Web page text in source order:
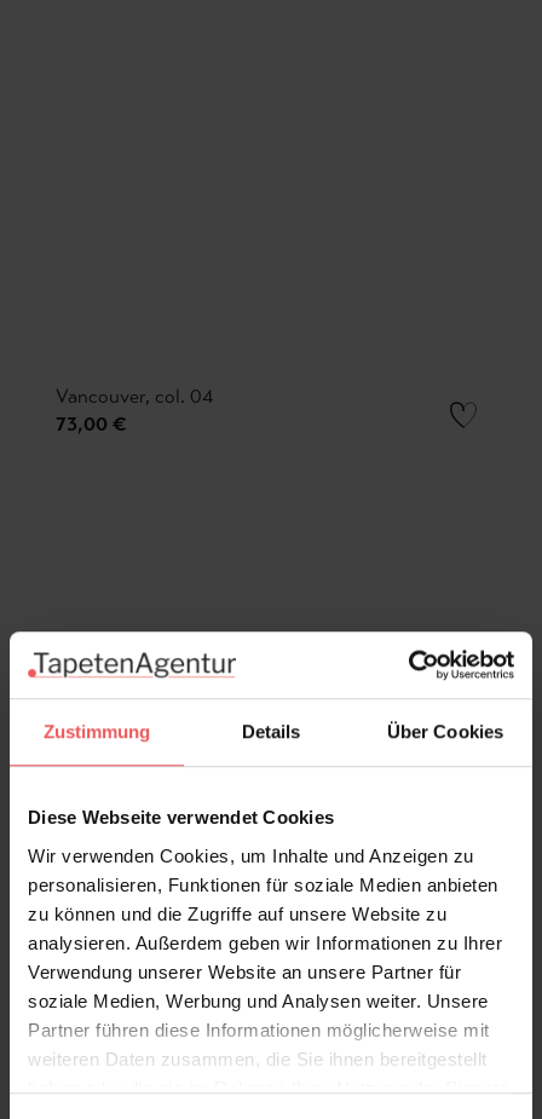
Zustimmung Details Über Cookies
Diese Webseite verwendet Cookies
Wir verwenden Cookies, um Inhalte und Anzeigen zu
personalisieren, Funktionen für soziale Medien anbieten
zu können und die Zugriffe auf unsere Website zu
analysieren. Außerdem geben wir Informationen zu Ihrer
Verwendung unserer Website an unsere Partner für
soziale Medien, Werbung und Analysen weiter. Unsere
Partner führen diese Informationen möglicherweise mit
weiteren Daten zusammen, die Sie ihnen bereitgestellt
haben oder die sie im Rahmen Ihrer Nutzung der Dienste
Vancouver, col. 04
73,00 €
Vancouver, col. 05
73,00 €